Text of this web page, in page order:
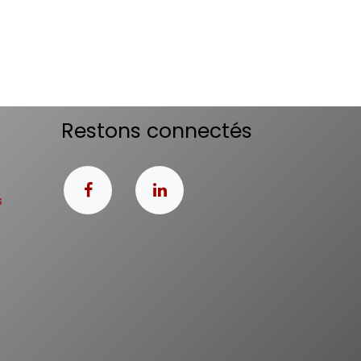
Restons connectés